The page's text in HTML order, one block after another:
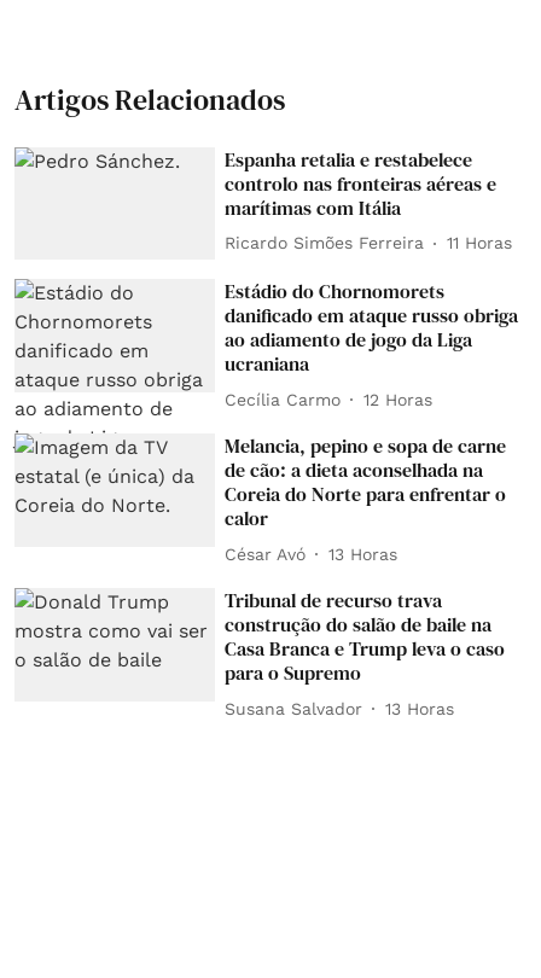
Artigos Relacionados
Espanha retalia e restabelece
controlo nas fronteiras aéreas e
marítimas com Itália
Ricardo Simões Ferreira 11 Horas
Estádio do Chornomorets
danificado em ataque russo obriga
ao adiamento de jogo da Liga
ucraniana
Cecília Carmo 12 Horas
Melancia, pepino e sopa de carne
de cão: a dieta aconselhada na
Coreia do Norte para enfrentar o
calor
César Avó 13 Horas
Tribunal de recurso trava
construção do salão de baile na
Casa Branca e Trump leva o caso
para o Supremo
Susana Salvador 13 Horas